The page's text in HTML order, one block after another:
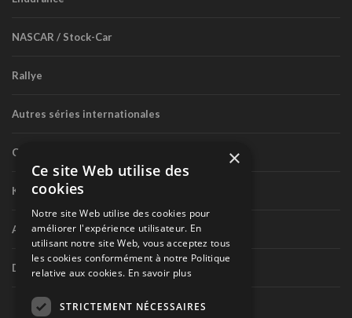
NASCAR / Stock-Car
Rallye
Autres séries internationales
Circuit routier canadien
Karting
Autres séries nationales
Divers
×
Ce site Web utilise des
cookies
Notre site Web utilise des cookies pour
améliorer l'expérience utilisateur. En
utilisant notre site Web, vous acceptez tous
les cookies conformément à notre Politique
relative aux cookies. En savoir plus
STRICTEMENT NÉCESSAIRES